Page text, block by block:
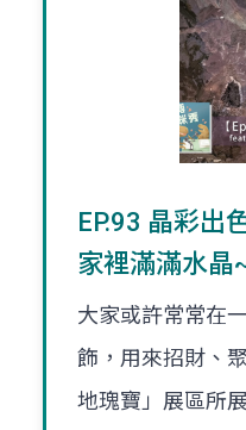
EP.93 晶彩出
家裡滿滿水晶
大家或許常常在
飾，用來招財、
地瑰寶」展區所